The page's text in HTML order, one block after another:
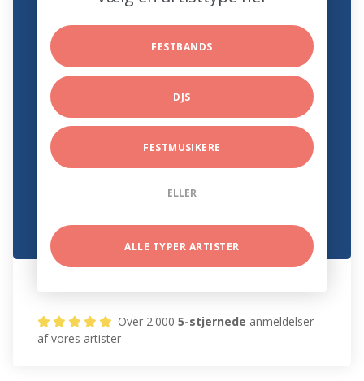
FESTBANDS
DJS
FESTMUSIKERE
ELLER
ALLE TYPER ARTISTER
Over 2.0005-stjernede anmeldelser
af vores artister